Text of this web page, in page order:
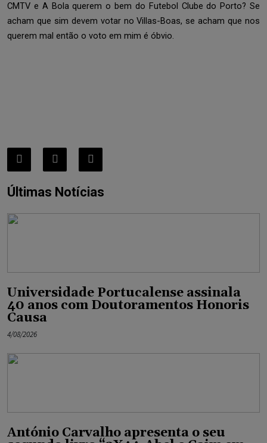
CMTV e A Bola querem o bem do Futebol Clube do Porto? Se
acham que sim devem votar no Villas-Boas, se acham que nos
querem mal então o voto em mim é óbvio.
Últimas Notícias
Universidade Portucalense assinala
40 anos com Doutoramentos Honoris
Causa
4/08/2026
António Carvalho apresenta o seu